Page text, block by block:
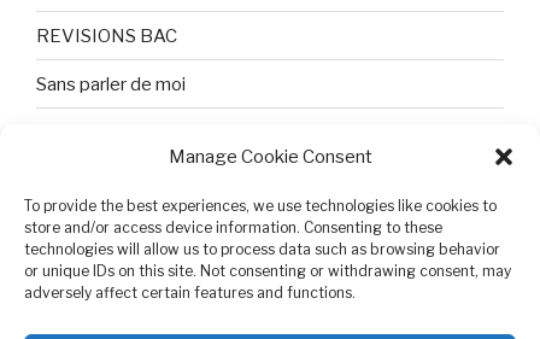
Manage Cookie Consent
To provide the best experiences, we use technologies like cookies to
store and/or access device information. Consenting to these
technologies will allow us to process data such as browsing behavior
or unique IDs on this site. Not consenting or withdrawing consent, may
adversely affect certain features and functions.
REVISIONS BAC
Sans parler de moi
Tristesse et attente
Variable complexe